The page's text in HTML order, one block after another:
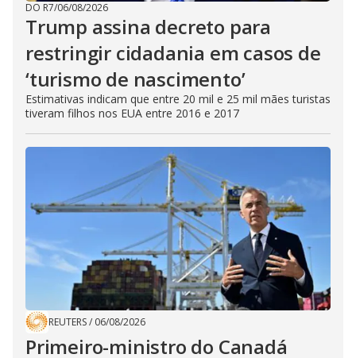
DO R7/06/08/2026
Trump assina decreto para
restringir cidadania em casos de
‘turismo de nascimento’
Estimativas indicam que entre 20 mil e 25 mil mães turistas
tiveram filhos nos EUA entre 2016 e 2017
REUTERS/ 06/08/2026
Primeiro-ministro do Canadá